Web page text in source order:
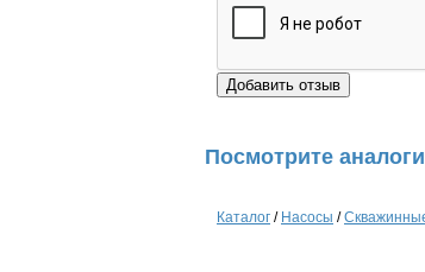
Посмотрите
Каталог / Насосы /